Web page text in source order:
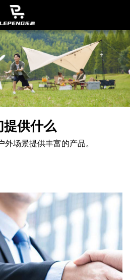
提供什么
外场景提供丰富的产品。